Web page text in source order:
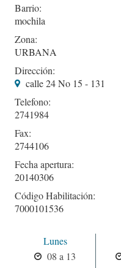
Barrio:
mochila
Zona:
URBANA
Dirección:
calle 24 No 15 - 131
Telefono:
2741984
Fax:
2744106
Fecha apertura:
20140306
Código Habilitación:
7000101536
Lunes
08 a 13